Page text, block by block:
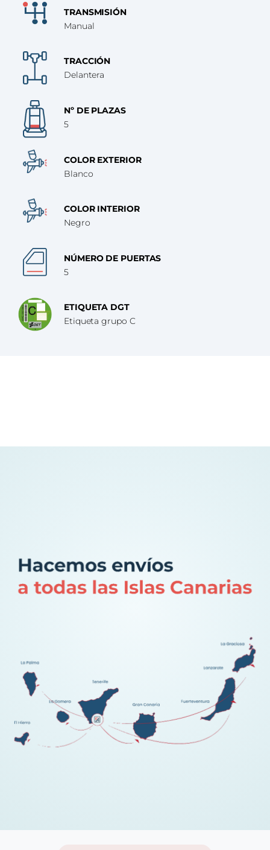
TRANSMISIÓN
Manual
TRACCIÓN
Delantera
Nº DE PLAZAS
5
COLOR EXTERIOR
Blanco
COLOR INTERIOR
Negro
NÚMERO DE PUERTAS
5
ETIQUETA DGT
Etiqueta grupo C